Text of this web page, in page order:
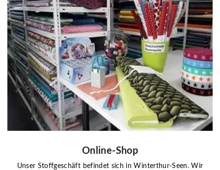
Online-Shop
Unser Stoffgeschäft befindet sich in Winterthur-Seen. Wir